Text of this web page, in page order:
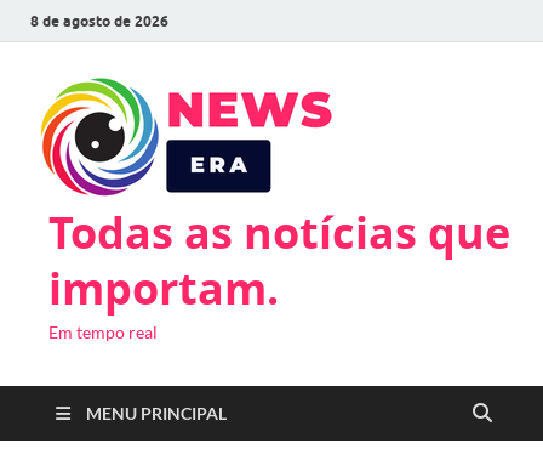
8 de agosto de 2026
Todas as notícias que
importam.
Em tempo real
MENU PRINCIPAL